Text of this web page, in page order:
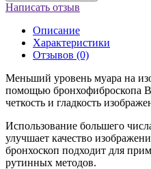
Написать отзыв
Описание
Характеристики
Отзывов (0)
Меньший уровень муара на
помощью бронхофиброскопа
четкость и гладкость
Использование большего
улучшает качество
бронхоскоп подходит для
рутинных методов.